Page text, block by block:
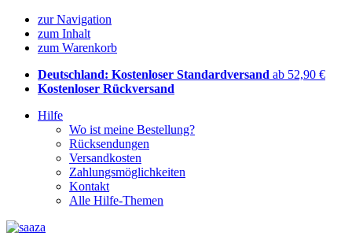
zur Navigation
zum Inhalt
zum Warenkorb
Deutschland: Kostenloser Standardversand ab 52,90 €
Kostenloser Rückversand
Hilfe
Wo ist meine Bestellung?
Rücksendungen
Versandkosten
Zahlungsmöglichkeiten
Kontakt
Alle Hilfe-Themen